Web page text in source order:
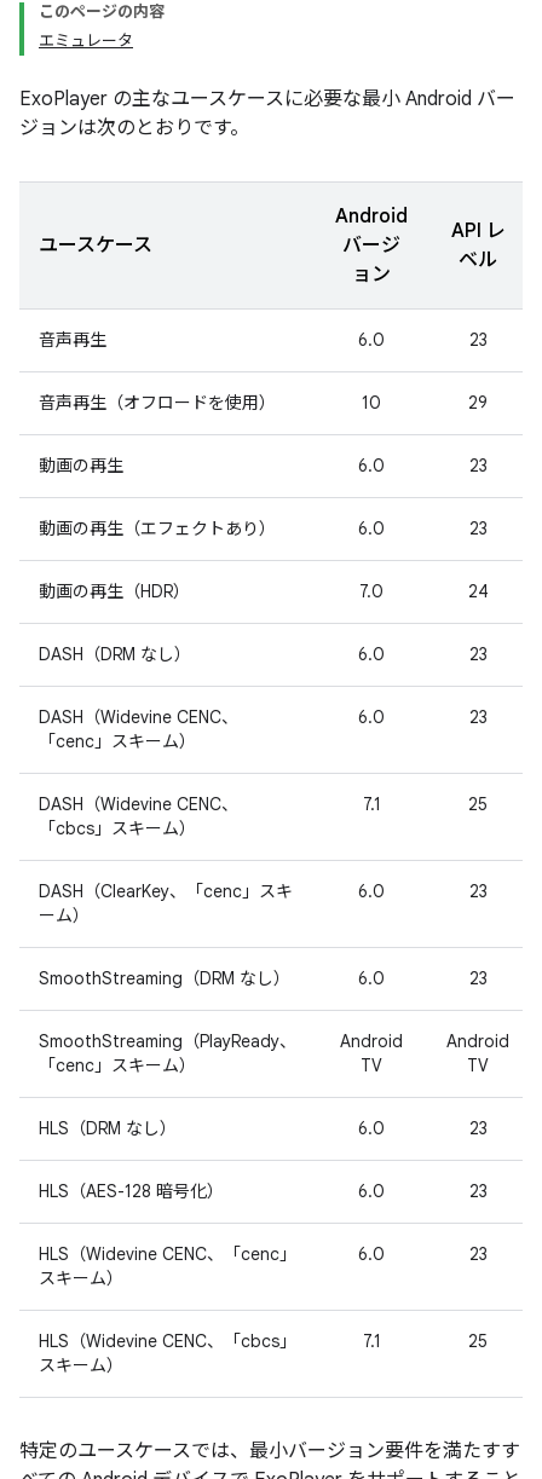
このページの内容
エミュレータ
ExoPlayer の主なユースケースに必要な最小 Android バー
ジョンは次のとおりです。
ユースケース
Android
バージ
ョン
API レ
ベル
音声再生 6.0 23
音声再生（オフロードを使用） 10 29
動画の再生 6.0 23
動画の再生（エフェクトあり） 6.0 23
動画の再生（HDR） 7.0 24
DASH（DRM なし） 6.0 23
DASH（Widevine CENC、
「cenc」スキーム）
6.0 23
DASH（Widevine CENC、
「cbcs」スキーム）
7.1 25
DASH（ClearKey、「cenc」スキ
ーム）
6.0 23
SmoothStreaming（DRM なし） 6.0 23
SmoothStreaming（PlayReady、
「cenc」スキーム）
Android
TV
Android
TV
HLS（DRM なし） 6.0 23
HLS（AES-128 暗号化） 6.0 23
HLS（Widevine CENC、「cenc」
スキーム）
6.0 23
HLS（Widevine CENC、「cbcs」
スキーム）
7.1 25
特定のユースケースでは、最小バージョン要件を満たすす